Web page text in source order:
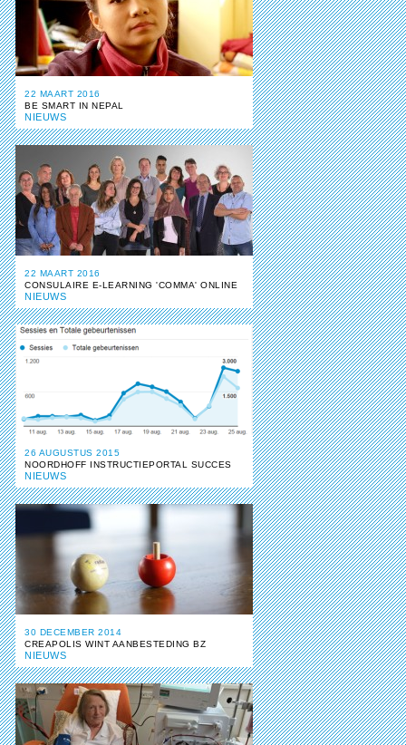
22 MAART 2016
BE SMART IN NEPAL
NIEUWS
22 MAART 2016
CONSULAIRE E-LEARNING 'COMMA' ONLINE
NIEUWS
26 AUGUSTUS 2015
NOORDHOFF INSTRUCTIEPORTAL SUCCES
NIEUWS
30 DECEMBER 2014
CREAPOLIS WINT AANBESTEDING BZ
NIEUWS